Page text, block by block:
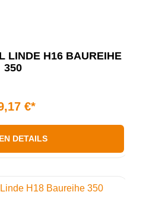
LINDE H16 BAUREIHE
350
€*
DETAILS